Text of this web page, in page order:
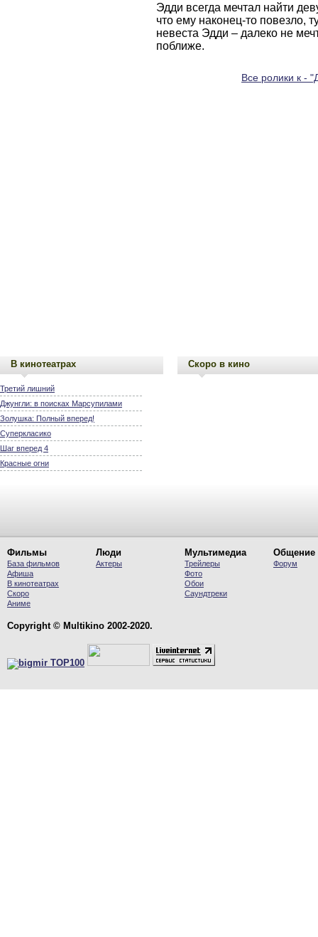
Эдди всегда мечтал найти
что ему наконец-то повезло,
невеста Эдди – далеко не
поближе.
Все ролики к -
В кинотеатрах
Третий лишний
Джунгли: в поисках Марсупилами
Золушка: Полный вперед!
Суперкласико
Шаг вперед 4
Красные огни
Скоро в кино
Фильмы
База фильмов
Афиша
В кинотеатрах
Скоро
Аниме
Люди
Актеры
Мультимедиа
Трейлеры
Фото
Обои
Саундтреки
Общение
Форум
Copyright © Multikino 2002-2020.